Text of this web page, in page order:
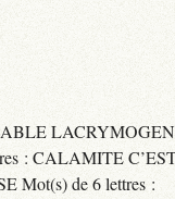
: CALAMITE
Mot(s) de 6 lettres :